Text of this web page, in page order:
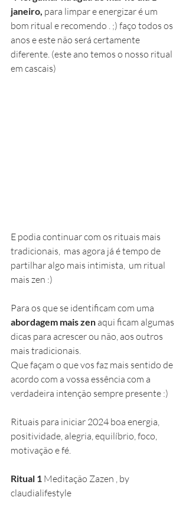
janeiro, para limpar e energizar é um
bom ritual e recomendo . ;) faço todos os
anos e este não será certamente
diferente. (este ano temos o nosso ritual
em cascais)
E podia continuar com os rituais mais
tradicionais,  mas agora já é tempo de
partilhar algo mais intimista,  um ritual
mais zen :)
Para os que se identificam com uma
abordagem mais zen aqui ficam algumas
dicas para acrescer ou não, aos outros
mais tradicionais.
Que façam o que vos faz mais sentido de
acordo com a vossa essência com a
verdadeira intenção sempre presente :)
Rituais para iniciar 2024 boa energia,
positividade, alegria, equilíbrio, foco,
motivação e fé.
Ritual 1 Meditação Zazen , by
claudialifestyle